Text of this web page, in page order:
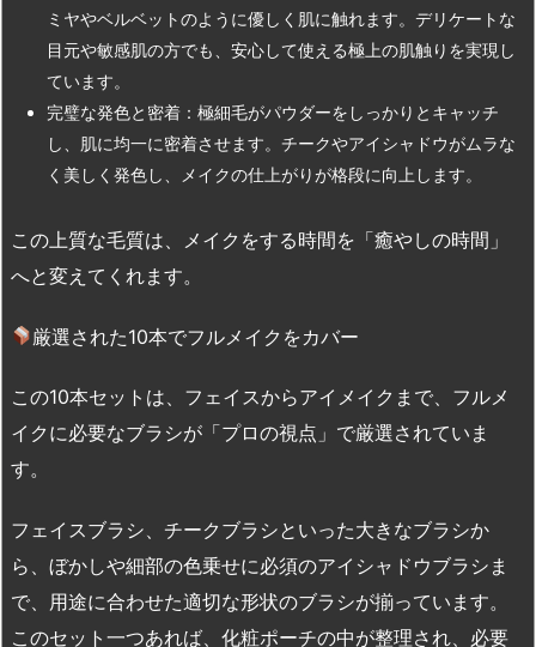
ミヤやベルベットのように優しく肌に触れます。デリケートな
目元や敏感肌の方でも、安心して使える極上の肌触りを実現し
ています。
完璧な発色と密着：極細毛がパウダーをしっかりとキャッチ
し、肌に均一に密着させます。チークやアイシャドウがムラな
く美しく発色し、メイクの仕上がりが格段に向上します。
この上質な毛質は、メイクをする時間を「癒やしの時間」
へと変えてくれます。
厳選された10本でフルメイクをカバー
この10本セットは、フェイスからアイメイクまで、フルメ
イクに必要なブラシが「プロの視点」で厳選されていま
す。
フェイスブラシ、チークブラシといった大きなブラシか
ら、ぼかしや細部の色乗せに必須のアイシャドウブラシま
で、用途に合わせた適切な形状のブラシが揃っています。
このセット一つあれば、化粧ポーチの中が整理され、必要